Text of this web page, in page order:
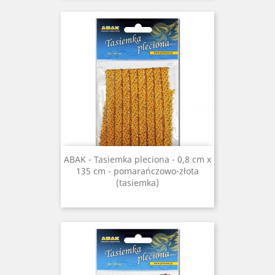
ABAK - Tasiemka pleciona - 0,8 cm x
135 cm - pomarańczowo-złota
(tasiemka)